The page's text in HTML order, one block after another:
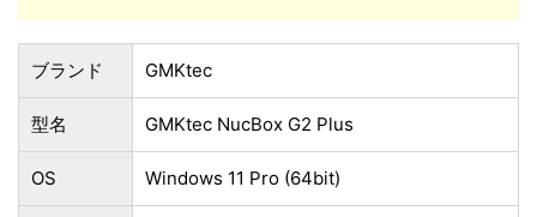
ブランド GMKtec
型名 GMKtec NucBox G2 Plus
OS Windows 11 Pro (64bit)